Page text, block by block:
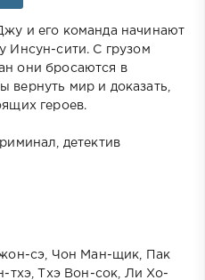
и его команда начинают
Инсун-сити. С грузом
они бросаются в
мир и доказать,
героев.
детектив
сэ, Чон Ман-щик, Пак
тхэ, Тхэ Вон-сок, Ли Хо-